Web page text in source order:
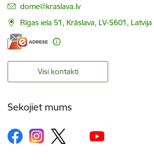
E-pasts:
dome@kraslava.lv
Rīgas iela 51, Krāslava, LV-5601, Latvija
Visi kontakti
Sekojiet mums